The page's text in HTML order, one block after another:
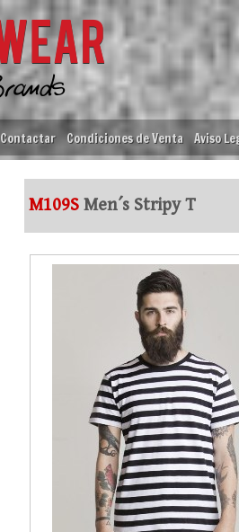
Contactar Condiciones de Venta Aviso
M109S Men´s Stripy T